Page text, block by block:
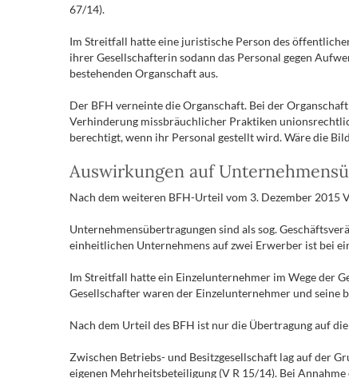
67/14).
Im Streitfall hatte eine juristische Person des
ihrer Gesellschafterin sodann das Personal gegen
bestehenden Organschaft aus.
Der BFH verneinte die Organschaft. Bei der
Verhinderung missbräuchlicher Praktiken
berechtigt, wenn ihr Personal gestellt wird. Wäre die
Auswirkungen auf
Nach dem weiteren BFH-Urteil vom 3. Dezember 2015
Unternehmensübertragungen sind als sog.
einheitlichen Unternehmens auf zwei Erwerber ist bei
Im Streitfall hatte ein Einzelunternehmer im Wege der
Gesellschafter waren der Einzelunternehmer und seine
Nach dem Urteil des BFH ist nur die Übertragung auf
Zwischen Betriebs- und Besitzgesellschaft lag auf der
eigenen Mehrheitsbeteiligung (V R 15/14). Bei